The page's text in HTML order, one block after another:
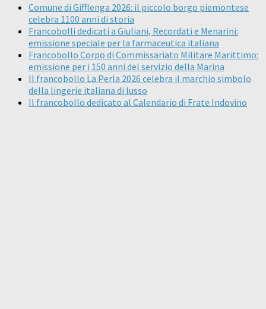
Comune di Gifflenga 2026: il piccolo borgo piemontese
celebra 1100 anni di storia
Francobolli dedicati a Giuliani, Recordati e Menarini:
emissione speciale per la farmaceutica italiana
Francobollo Corpo di Commissariato Militare Marittimo:
emissione per i 150 anni del servizio della Marina
Il francobollo La Perla 2026 celebra il marchio simbolo
della lingerie italiana di lusso
Il francobollo dedicato al Calendario di Frate Indovino